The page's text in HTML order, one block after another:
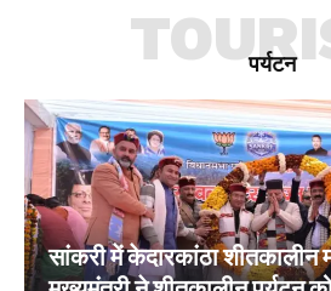
पर्यटन
सांकरी में केदारकांठा शीतकालीन